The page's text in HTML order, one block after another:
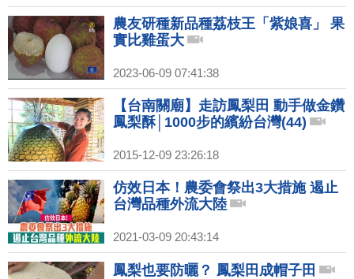
農友研種新品種荔枝王「紫娘喜」 果
實比雞蛋大
2023-06-09 07:41:38
【台南關廟】走訪鳳梨田 動手做金鑽
鳳梨酥│1000步的繽紛台灣(44)
2015-12-09 23:26:18
仿效日本！農委會祭出3大措施 遏止
台灣品種外流大陸
2021-03-09 20:43:14
鳳梨也要防曬？ 鳳梨田成帽子田